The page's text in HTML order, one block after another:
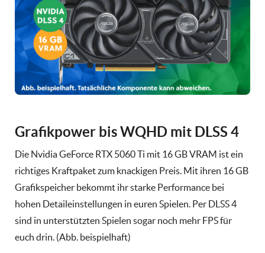
Grafikpower bis WQHD mit DLSS 4
Die Nvidia GeForce RTX 5060 Ti mit 16 GB VRAM ist ein
richtiges Kraftpaket zum knackigen Preis. Mit ihren 16 GB
Grafikspeicher bekommt ihr starke Performance bei
hohen Detaileinstellungen in euren Spielen. Per DLSS 4
sind in unterstützten Spielen sogar noch mehr FPS für
euch drin. (Abb. beispielhaft)